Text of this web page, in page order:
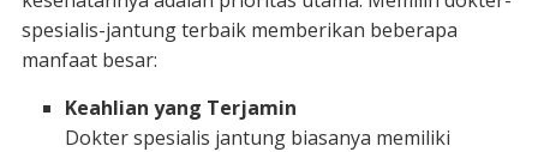
spesialis-jantung terbaik memberikan beberapa
manfaat besar:
Keahlian yang Terjamin
Dokter spesialis jantung biasanya memiliki